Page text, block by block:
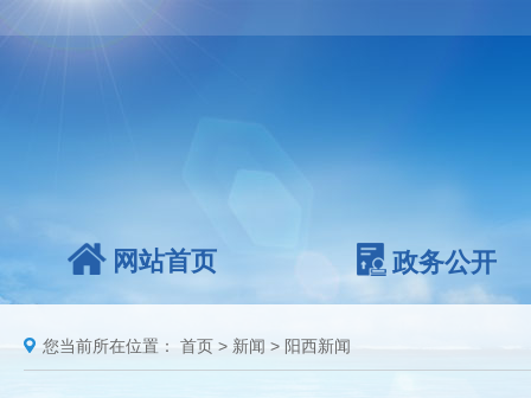
网站首页 政务公开
您当前所在位置： 首页 > 新闻 > 阳西新闻